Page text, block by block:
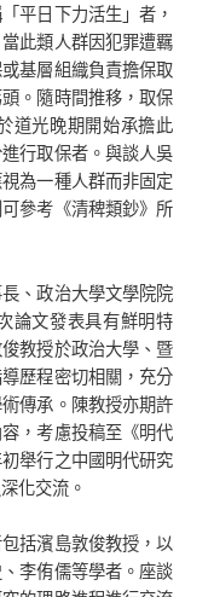
平日下力活生」者，
此類人群因犯罪遭羈
基層組織負責擔保取
。隨時間推移，取保
道光晚期開始承擔此
行取保者。與談人吳
為一種人群而非固定
參考《清稗類鈔》所
、政治大學文學院院
論文發表具有鮮明特
教授於政治大學、暨
歷程密切相關，充分
傳承。陳教授亦期許
，考慮投稿至《明代
舉行之中國明代研究
化交流。
括濱島敦俊教授，以
李侑儒等學者。座談